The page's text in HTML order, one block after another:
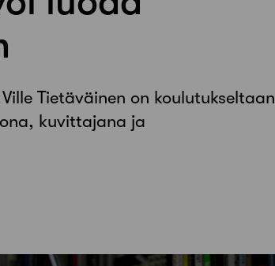
Tietäväinen on koulutukseltaan
kuvittajana ja